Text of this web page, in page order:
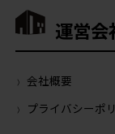
運営会
会社概要
プライバシーポ